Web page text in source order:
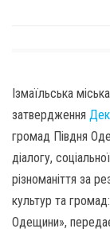
Ізмаїльська
затвердження
громад Півдня
діалогу,
різноманіття за
культур та
Одещини»,